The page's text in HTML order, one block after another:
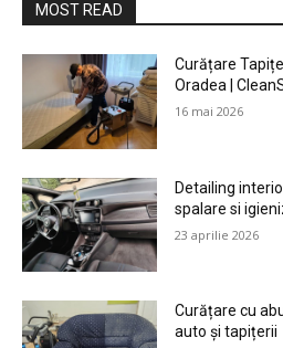
MOST READ
Curățare
Oradea |
16 mai 2026
Detailing
spalare si
23 aprilie 2026
Curățare cu
auto și tapițerii